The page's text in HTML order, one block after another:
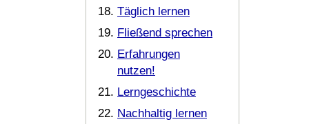
Täglich lernen
Fließend sprechen
Erfahrungen
nutzen!
Lerngeschichte
Nachhaltig lernen